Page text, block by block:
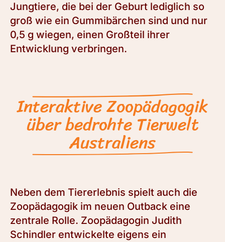
Jungtiere, die bei der Geburt lediglich so
groß wie ein Gummibärchen sind und nur
0,5 g wiegen, einen Großteil ihrer
Entwicklung verbringen.
Interaktive Zoopädagogik
über bedrohte Tierwelt
Australiens
Neben dem Tiererlebnis spielt auch die
Zoopädagogik im neuen Outback eine
zentrale Rolle. Zoopädagogin Judith
Schindler entwickelte eigens ein